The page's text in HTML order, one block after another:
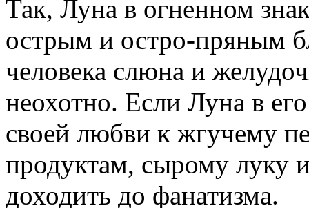
Так, Луна в огненном
острым и остро-пряным
человека слюна и
неохотно. Если Луна в
своей любви к жгучему
продуктам, сырому луку
доходить до фанатизма.